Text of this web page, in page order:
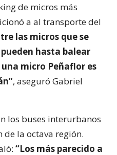
de micros más
a al transporte del
las micros que se
hasta balear
micro Peñaflor es
, aseguró Gabriel
los buses interurbanos
de la octava región.
“Los más parecido a